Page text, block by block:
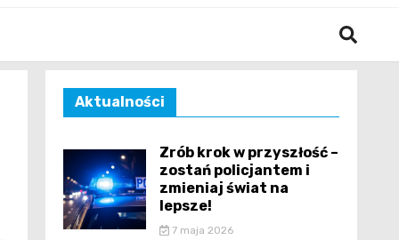
Aktualności
Zrób krok w przyszłość –
zostań policjantem i
zmieniaj świat na
lepsze!
7 maja 2026